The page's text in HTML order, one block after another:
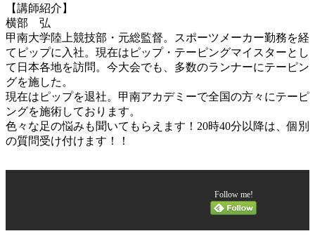
【講師紹介】
横部 弘
甲南大学陸上競技部・元総監督。スポーツメーカー勤務を経
てピップに入社。現在はピップ・テーピングマイスターとし
て日本各地を訪問。今大会でも、多数のランナーにテーピン
グを施した。
現在はピップを退社。甲南アカデミーで全国の方々にテーピ
ングを施術しております。
色々な足の悩みも聞いてもらえます！20時40分以降は、個別
の質問受け付けます！！
Follow me!